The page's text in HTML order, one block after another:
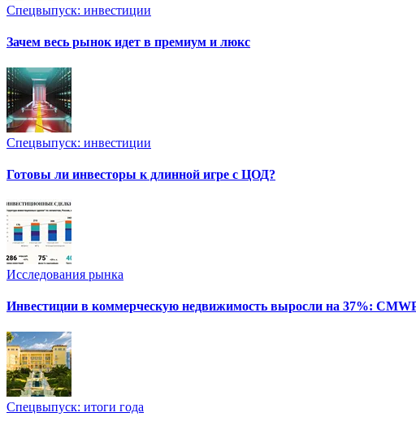
Спецвыпуск: инвестиции
Зачем весь рынок идет в премиум и люкс
Спецвыпуск: инвестиции
Готовы ли инвесторы к длинной игре с ЦОД?
Исследования рынка
Инвестиции в коммерческую недвижимость выросли на 37%:
Спецвыпуск: итоги года